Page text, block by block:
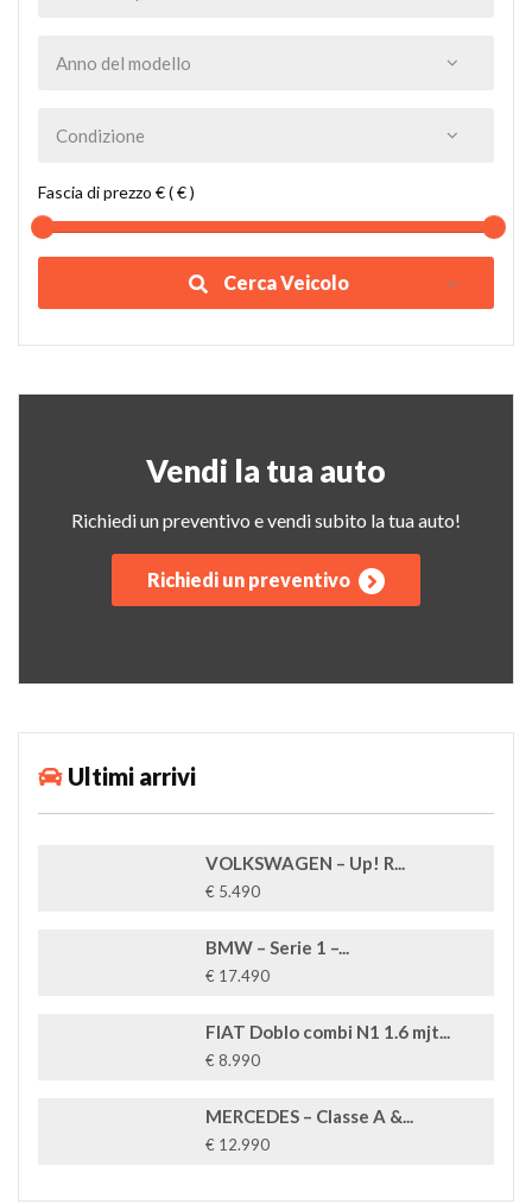
Fascia di prezzo € ( € )
Cerca Veicolo
Vendi la tua auto
Richiedi un preventivo e vendi subito la tua auto!
Richiedi un preventivo
Ultimi arrivi
VOLKSWAGEN – Up! R...
€ 5.490
BMW – Serie 1 –...
€ 17.490
FIAT Doblo combi N1 1.6 mjt...
€ 8.990
MERCEDES – Classe A &...
€ 12.990